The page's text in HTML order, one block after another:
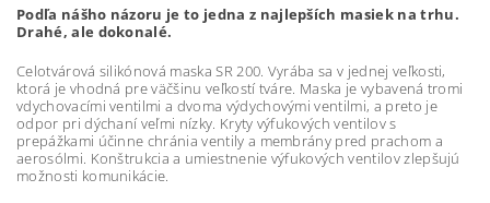
Podľa nášho názoru je to jedna z najlepších masiek na trhu.
Drahé, ale dokonalé.
Celotvárová silikónová maska SR 200. Vyrába sa v jednej veľkosti,
ktorá je vhodná pre väčšinu veľkostí tváre. Maska je vybavená tromi
vdychovacími ventilmi a dvoma výdychovými ventilmi, a preto je
odpor pri dýchaní veľmi nízky. Kryty výfukových ventilov s
prepážkami účinne chránia ventily a membrány pred prachom a
aerosólmi. Konštrukcia a umiestnenie výfukových ventilov zlepšujú
možnosti komunikácie.